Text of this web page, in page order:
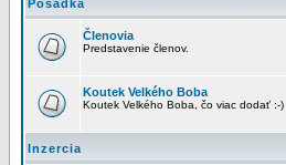
Posádka
Členovia
Predstavenie členov.
Koutek Velkého Boba
Koutek Velkého Boba, čo viac dodať :-)
Inzercia